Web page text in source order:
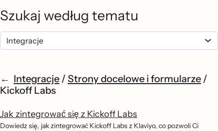
Szukaj według tematu
Integracje / Strony docelowe i formularze /
Kickoff Labs
Jak zintegrować się z Kickoff Labs
Dowiedz się, jak zintegrować Kickoff Labs z Klaviyo, co pozwoli Ci